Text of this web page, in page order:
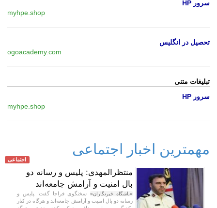
سرور HP
myhpe.shop
تحصیل در انگلیس
ogoacademy.com
تبلیغات متنی
سرور HP
myhpe.shop
مهمترین اخبار اجتماعی
اجتماعی
منتظرالمهدی: پلیس و رسانه دو
بال امنیت و آرامش جامعه‌اند
«باشگاه خبرنگاران» سخنگوی فراجا گفت: پلیس و
رسانه دو بال امنیت و آرامش جامعه‌اند و هرگاه در کنار